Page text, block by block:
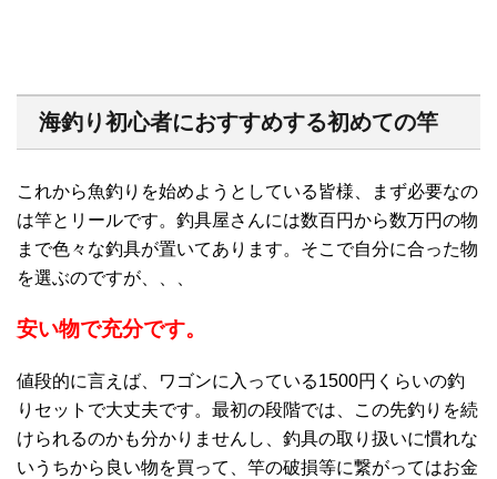
海釣り初心者におすすめする初めての竿
これから魚釣りを始めようとしている皆様、まず必要なの
は竿とリールです。釣具屋さんには数百円から数万円の物
まで色々な釣具が置いてあります。そこで自分に合った物
を選ぶのですが、、、
安い物で充分です。
値段的に言えば、ワゴンに入っている1500円くらいの釣
りセットで大丈夫です。最初の段階では、この先釣りを続
けられるのかも分かりませんし、釣具の取り扱いに慣れな
いうちから良い物を買って、竿の破損等に繋がってはお金